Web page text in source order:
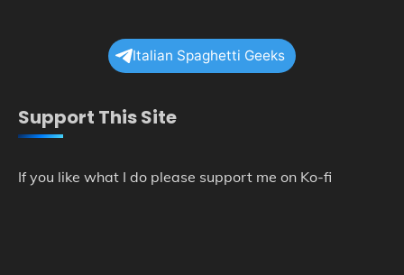
Italian Spaghetti Geeks
Support This Site
If you like what I do please support me on Ko-fi